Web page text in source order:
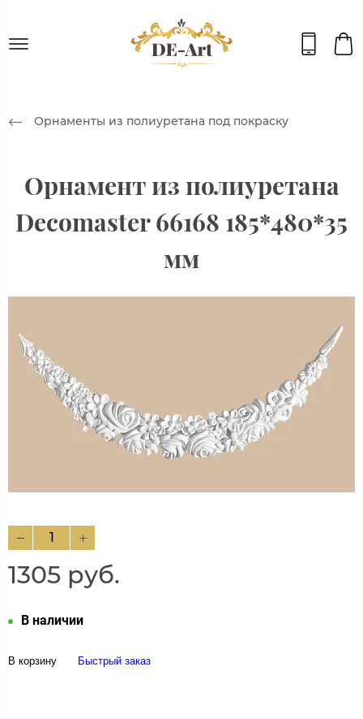
Орнаменты из полиуретана под покраску
Орнамент из полиуретана
Decomaster 66168 185*480*35
мм
1305 руб.
В наличии
В корзину Быстрый заказ